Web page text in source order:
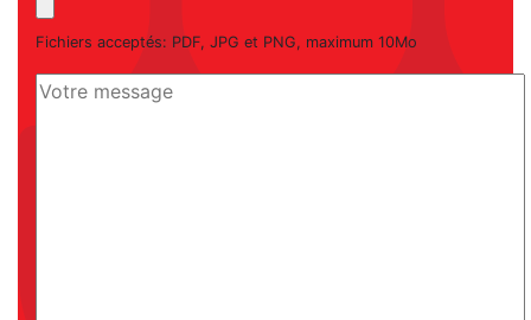
Fichiers acceptés: PDF, JPG et PNG, maximum 10Mo